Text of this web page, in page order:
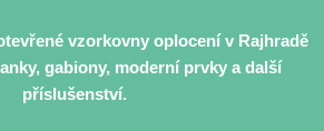
vzorkovny oplocení v Rajhradě
gabiony, moderní prvky a další
příslušenství.